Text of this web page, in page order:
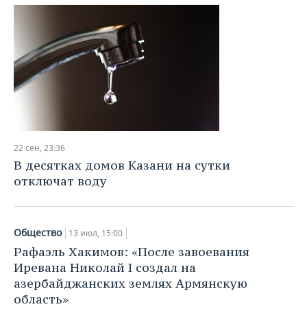
22 сен, 23:36
В десятках домов Казани на сутки
отключат воду
Общество 13 июл, 15:00
Рафаэль Хакимов: «После завоевания
Иревана Николай I создал на
азербайджанских землях Армянскую
область»